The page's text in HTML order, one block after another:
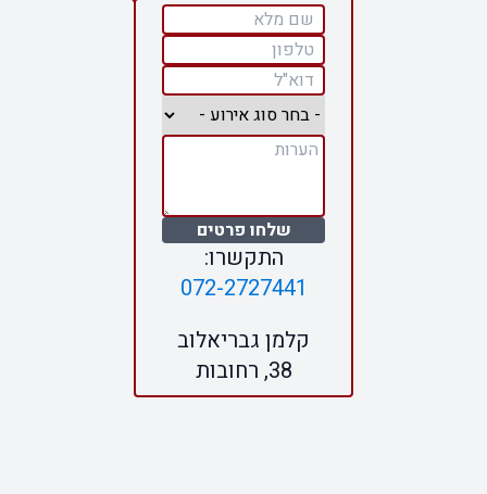
שלחו פרטים
התקשרו:
072-2727441
קלמן גבריאלוב
38, רחובות